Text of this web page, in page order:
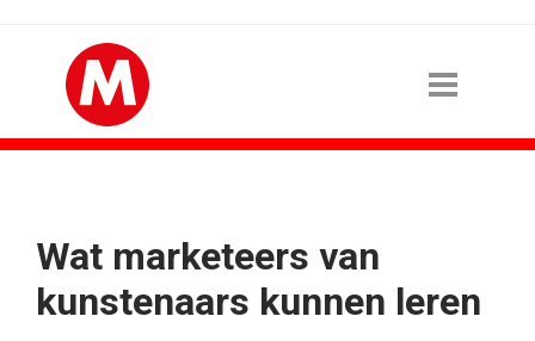
Wat marketeers van
kunstenaars kunnen leren